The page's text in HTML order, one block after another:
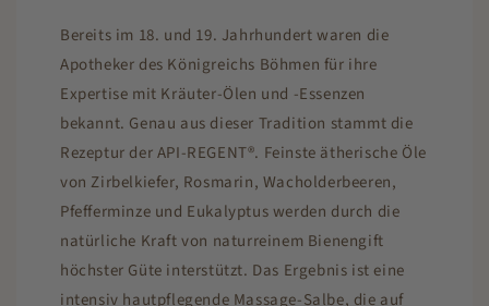
Bereits im 18. und 19. Jahrhundert waren die
Apotheker des Königreichs Böhmen für ihre
Expertise mit Kräuter-Ölen und -Essenzen
bekannt. Genau aus dieser Tradition stammt die
Rezeptur der API-REGENT®. Feinste ätherische Öle
von Zirbelkiefer, Rosmarin, Wacholderbeeren,
Pfefferminze und Eukalyptus werden durch die
natürliche Kraft von naturreinem Bienengift
höchster Güte interstützt. Das Ergebnis ist eine
intensiv hautpflegende Massage-Salbe, die auf